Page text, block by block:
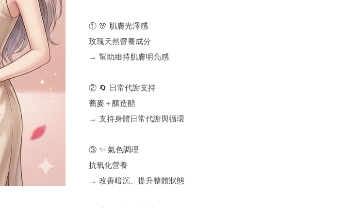
① 🌸 肌膚光澤感
玫瑰天然營養成分
→ 幫助維持肌膚明亮感
② 🔄 日常代謝支持
蕎麥＋釀造醋
→ 支持身體日常代謝與循環
③ ✨ 氣色調理
抗氧化營養
→ 改善暗沉、提升整體狀態